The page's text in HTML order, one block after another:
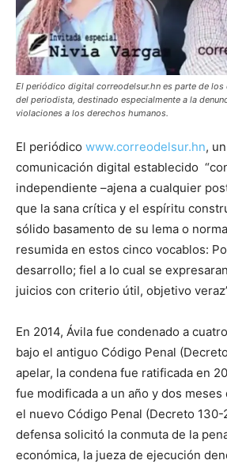
El periódico digital correodelsur.hn es parte de
del periodista, destinado especialmente a la
violaciones a los derechos humanos.
El periódico www.correodelsur.hn,
comunicación digital establecido
independiente –ajena a cualquier
que la sana crítica y el espíritu
sólido basamento de su lema o
resumida en estos cinco vocablos:
desarrollo; fiel a lo cual se
juicios con criterio útil, objetivo
En 2014, Ávila fue condenado a
bajo el antiguo Código Penal
apelar, la condena fue ratificada en
fue modificada a un año y dos
el nuevo Código Penal (Decreto 130-
defensa solicitó la conmuta de la
económica, la jueza de ejecución